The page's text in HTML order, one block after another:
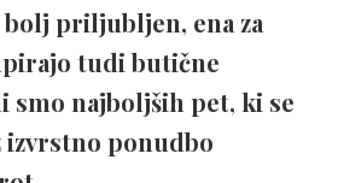
bolj priljubljen, ena za
tudi butične
smo najboljših pet, ki se
izvrstno ponudbo